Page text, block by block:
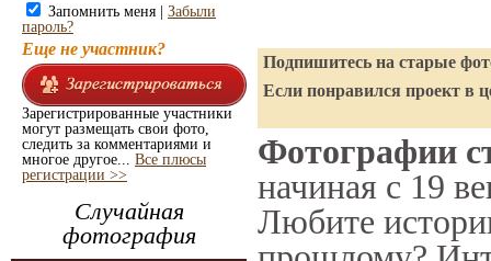
Запомнить меня | Забыли
пароль?
Еще не участник?
Зарегистрированные участники
могут размещать свои фото,
следить за комментариями и
многое другое... Все плюсы
регистрации >>
Случайная
фотография
Подпишитесь на старые
Если понравился проект в
Фотографии
начиная с 19
Любите